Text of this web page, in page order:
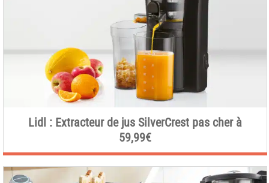
Lidl : Extracteur de jus SilverCrest pas cher à
59,99€